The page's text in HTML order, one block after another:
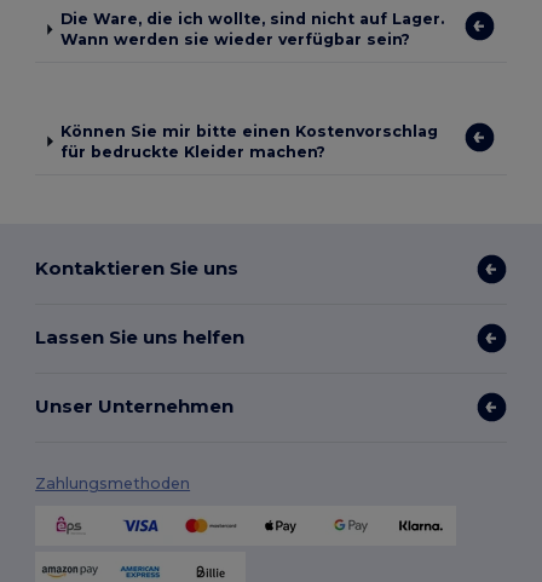
Die Ware, die ich wollte, sind nicht auf Lager.
Wann werden sie wieder verfügbar sein?
Können Sie mir bitte einen Kostenvorschlag
für bedruckte Kleider machen?
Kontaktieren Sie uns
Lassen Sie uns helfen
Unser Unternehmen
Zahlungsmethoden